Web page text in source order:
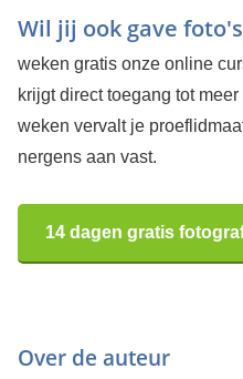
Wil jij ook gave
weken gratis onze online
krijgt direct toegang tot
weken vervalt je
nergens aan vast.
14 dagen gratis
Over de auteur